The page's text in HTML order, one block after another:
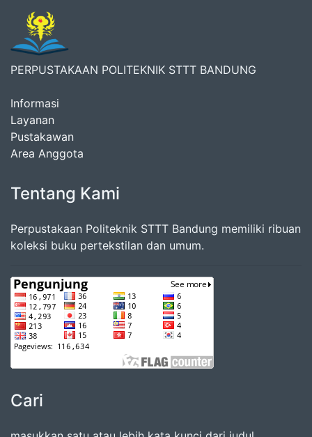
PERPUSTAKAAN POLITEKNIK STTT BANDUNG
Informasi
Layanan
Pustakawan
Area Anggota
Tentang Kami
Perpustakaan Politeknik STTT Bandung memiliki ribuan
koleksi buku pertekstilan dan umum.
Cari